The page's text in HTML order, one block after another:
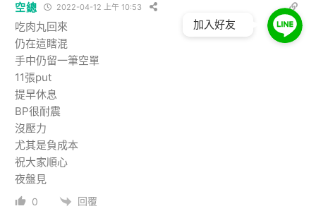
空總 2022-04-12 上午 10:53
吃肉丸回來
仍在這瞎混
手中仍留一筆空單
11張put
提早休息
BP很耐震
沒壓力
尤其是負成本
祝大家順心
夜盤見
0 回覆
加入好友